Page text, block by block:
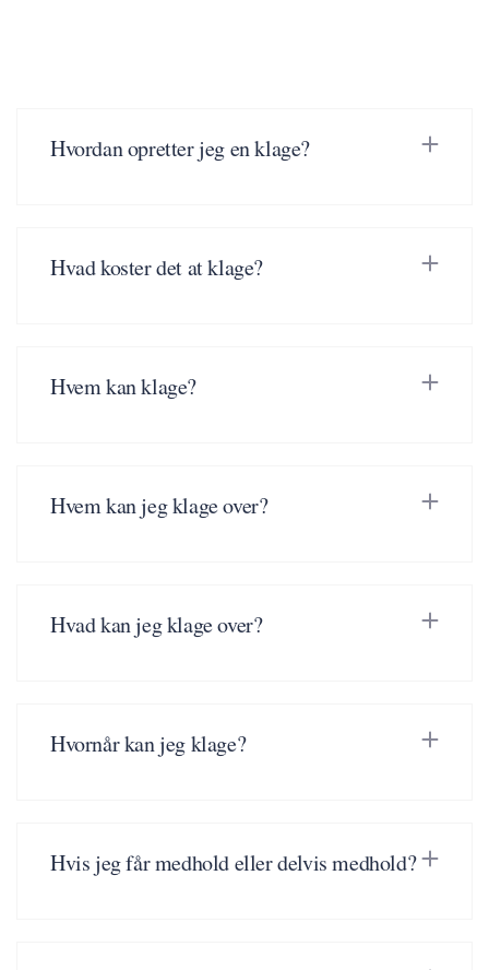
Hvordan opretter jeg en klage?
Hvad koster det at klage?
Hvem kan klage?
Hvem kan jeg klage over?
Hvad kan jeg klage over?
Hvornår kan jeg klage?
Hvis jeg får medhold eller delvis medhold?